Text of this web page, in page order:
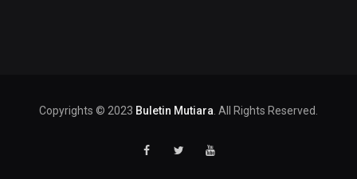
Copyrights © 2023 Buletin Mutiara . All Rights Reserved.